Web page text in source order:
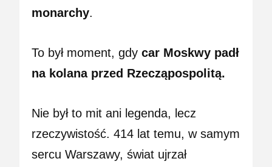
monarchy.
To był moment, gdycar Moskwy padł
na kolana przed Rzecząpospolitą.
Nie był to mit ani legenda, lecz
rzeczywistość. 414 lat temu, w samym
sercu Warszawy, świat ujrzał